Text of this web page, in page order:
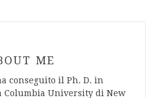
ME
conseguito il Ph. D. in
Columbia University di New